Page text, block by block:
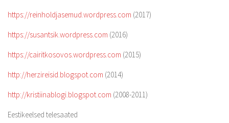
https://reinholdjasemud.wordpress.com (2017)
https://susantsik.wordpress.com (2016)
https://cairitkosovos.wordpress.com (2015)
http://herzireisid.blogspot.com (2014)
http://kristiinablogi.blogspot.com (2008-2011)
Eestikeelsed telesaated